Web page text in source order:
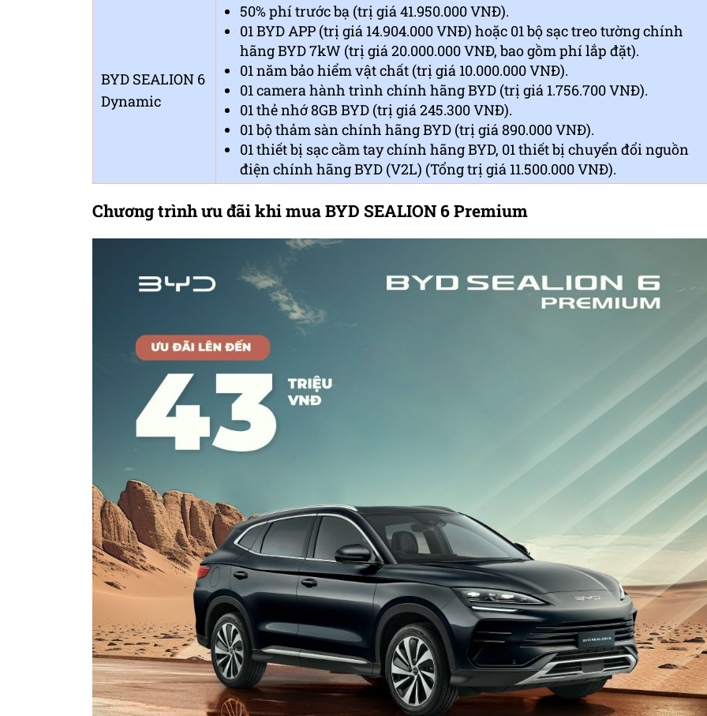
BYD SEALION 6
Dynamic
50% phí trước bạ (trị giá 41.950.000 VNĐ).
01 BYD APP (trị giá 14.904.000 VNĐ) hoặc 01 bộ sạc treo tường chính
hãng BYD 7kW (trị giá 20.000.000 VNĐ, bao gồm phí lắp đặt).
01 năm bảo hiểm vật chất (trị giá 10.000.000 VNĐ).
01 camera hành trình chính hãng BYD (trị giá 1.756.700 VNĐ).
01 thẻ nhớ 8GB BYD (trị giá 245.300 VNĐ).
01 bộ thảm sàn chính hãng BYD (trị giá 890.000 VNĐ).
01 thiết bị sạc cầm tay chính hãng BYD, 01 thiết bị chuyển đổi nguồn
điện chính hãng BYD (V2L) (Tổng trị giá 11.500.000 VNĐ).
Chương trình ưu đãi khi mua BYD SEALION 6 Premium